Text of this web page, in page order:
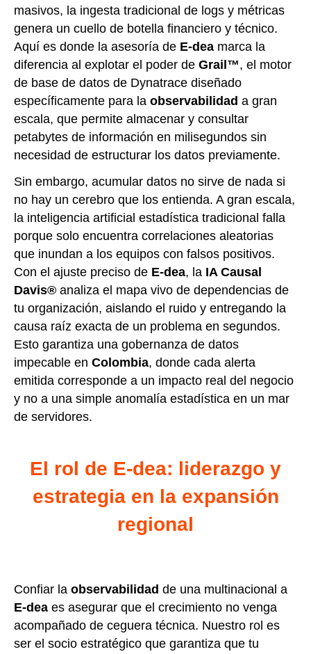
masivos, la ingesta tradicional de logs y métricas
genera un cuello de botella financiero y técnico.
Aquí es donde la asesoría de E-dea marca la
diferencia al explotar el poder de Grail™, el motor
de base de datos de Dynatrace diseñado
específicamente para la observabilidad a gran
escala, que permite almacenar y consultar
petabytes de información en milisegundos sin
necesidad de estructurar los datos previamente.
Sin embargo, acumular datos no sirve de nada si
no hay un cerebro que los entienda. A gran escala,
la inteligencia artificial estadística tradicional falla
porque solo encuentra correlaciones aleatorias
que inundan a los equipos con falsos positivos.
Con el ajuste preciso de E-dea, la IA Causal
Davis® analiza el mapa vivo de dependencias de
tu organización, aislando el ruido y entregando la
causa raíz exacta de un problema en segundos.
Esto garantiza una gobernanza de datos
impecable en Colombia, donde cada alerta
emitida corresponde a un impacto real del negocio
y no a una simple anomalía estadística en un mar
de servidores.
El rol de E-dea: liderazgo y
estrategia en la expansión
regional
Confiar la observabilidad de una multinacional a
E-dea es asegurar que el crecimiento no venga
acompañado de ceguera técnica. Nuestro rol es
ser el socio estratégico que garantiza que tu